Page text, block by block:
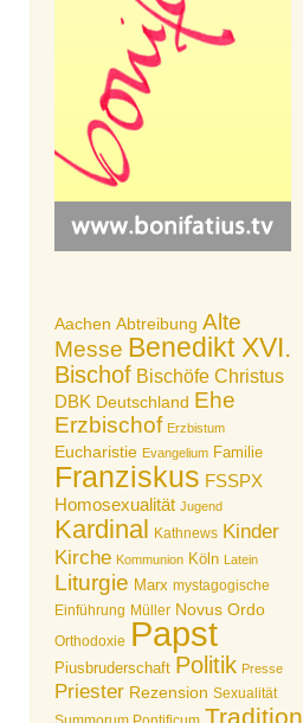
Aachen Abtreibung Alte
Messe Benedikt XVI.
Bischof Bischöfe Christus
DBK Deutschland Ehe
Erzbischof Erzbistum
Eucharistie Evangelium Familie
Franziskus FSSPX
Homosexualität Jugend
Kardinal Kathnews Kinder
Kirche Kommunion Köln Latein
Liturgie Marx mystagogische
Einführung Müller Novus Ordo
Orthodoxie Papst
Piusbruderschaft Politik Presse
Priester Rezension Sexualität
Tradition